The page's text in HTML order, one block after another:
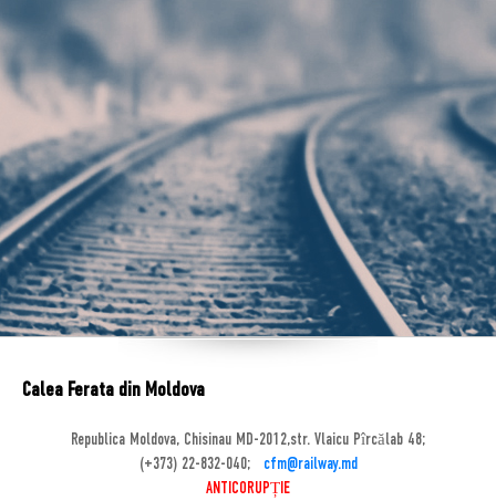
Calea Ferata din Moldova
Republica Moldova, Chisinau MD-2012,str. Vlaicu Pîrcălab 48;
(+373) 22-832-040;
cfm@railway.md
ANTICORUPȚIE